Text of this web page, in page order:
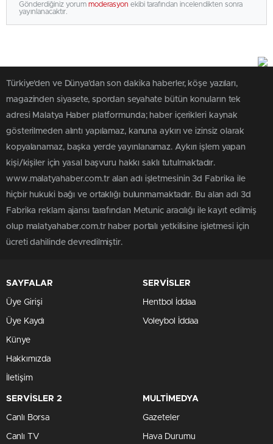
Gönderdiğiniz yorum moderasyon ekibi tarafından incelendikten sonra
yayınlanacaktır.
Türkiye'den ve Dünya’dan son dakika haberler, köşe yazıları,
magazinden siyasete, spordan seyahate bütün konuların tek
adresi Malatya Haber platformunda; haber içerikleri kaynak
gösterilmeden alıntı yapılamaz, kanuna aykırı ve izinsiz olarak
kopyalanamaz, başka yerde yayınlanamaz. Aykırı işlem yapan
kişi/kişiler için yasal başvuru hakkı saklı tutulmaktadır.
www.malatyahaber.com.tr alan adı işletmesinin 3d Fabrika ile
hiçbir hukuki bağı ve ortaklığı bulunmamaktadır. Bu alan adı 3d
Fabrika reklam ajansı tarafından Metunic aracılığı ile kayıt edilmiş
olup malatyahaber.com.tr haber portalı yetkilisine işletmesi için
ücreti dahilinde devredilmiştir.
SAYFALAR
Üye Girişi
Üye Kaydı
Künye
Hakkımızda
İletişim
SERVİSLER
Hentbol İddaa
Voleybol İddaa
SERVİSLER 2
Canlı Borsa
Canlı TV
MULTİMEDYA
Gazeteler
Hava Durumu